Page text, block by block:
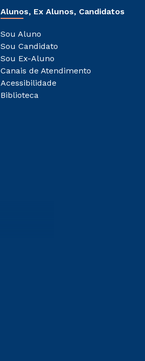
Alunos, Ex Alunos, Candidatos
Sou Aluno
Sou Candidato
Sou Ex-Aluno
Canais de Atendimento
Acessibilidade
Biblioteca